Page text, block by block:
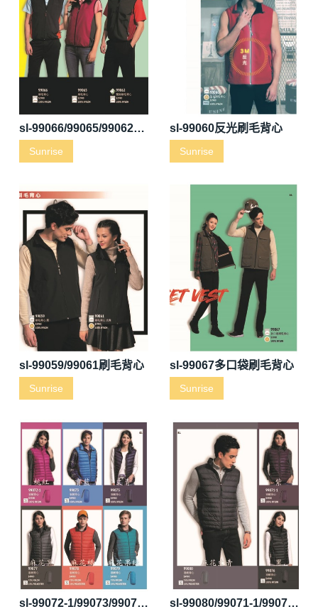
sl-99066/99065/99062刷毛背心
Sunrise
sl-99060反光刷毛背心
Sunrise
sl-99059/99061刷毛背心
Sunrise
sl-99067多口袋刷毛背心
Sunrise
sl-99072-1/99073/99075/99077/99078/99079羽絨背心 sl-99080/99071-1/99076羽絨背心